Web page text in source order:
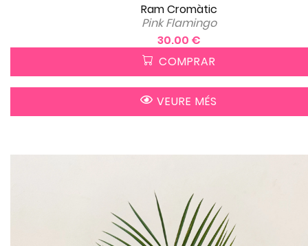
Ram Cromàtic
Pink Flamingo
30.00 €
COMPRAR
VEURE MÉS